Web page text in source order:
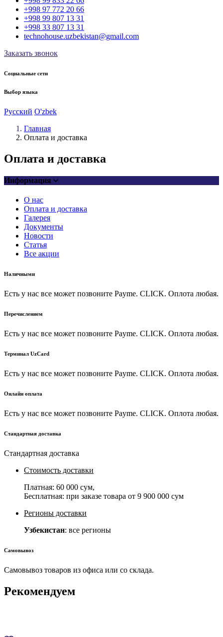
+998 97 772 20 66
+998 99 807 13 31
+998 33 807 13 31
technohouse.uzbekistan@gmail.com
Заказать звонок
Социальные сети
Выбор языка
Русский O'zbek
Главная
Оплата и доставка
Оплата и доставка
Информация
О нас
Оплата и доставка
Галерея
Документы
Новости
Статья
Все акции
Наличными
Есть у нас все может позвоните Payme. CLICK. Оплота любая.
Перечислением
Есть у нас все может позвоните Payme. CLICK. Оплота любая.
Терминал UzCard
Есть у нас все может позвоните Payme. CLICK. Оплота любая.
Онлайн оплата
Есть у нас все может позвоните Payme. CLICK. Оплота любая.
Стандартная доставка
Стандартная доставка
Стоимость доставки
Платная: 60 000 сум,
Бесплатная: при заказе товара от 9 900 000 сум
Регионы доставки
Узбекистан: все регионы
Самовывоз
Самовывоз товаров из офиса или со склада.
Рекомендуем